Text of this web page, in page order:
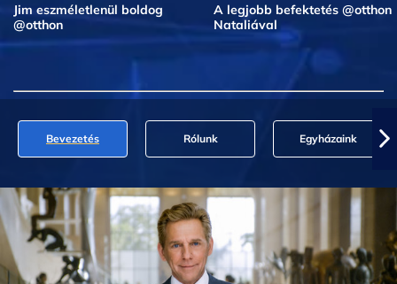
Jim eszméletlenül boldog
@otthon
A legjobb befektetés @otthon
Nataliával
Bevezetés Rólunk Egyházaink